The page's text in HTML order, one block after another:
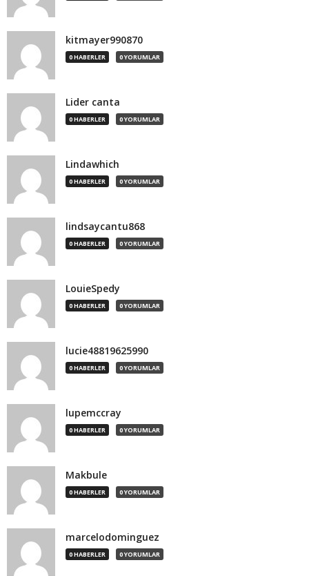
kitmayer990870
0 HABERLER 0 YORUMLAR
Lider canta
0 HABERLER 0 YORUMLAR
Lindawhich
0 HABERLER 0 YORUMLAR
lindsaycantu868
0 HABERLER 0 YORUMLAR
LouieSpedy
0 HABERLER 0 YORUMLAR
lucie48819625990
0 HABERLER 0 YORUMLAR
lupemccray
0 HABERLER 0 YORUMLAR
Makbule
0 HABERLER 0 YORUMLAR
marcelodominguez
0 HABERLER 0 YORUMLAR